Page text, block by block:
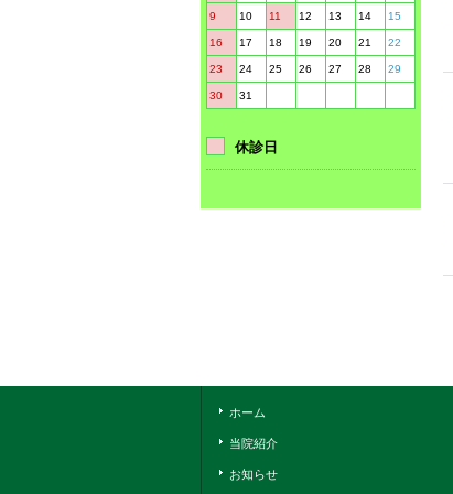
9 10 11 12 13 14 15
16 17 18 19 20 21 22
23 24 25 26 27 28 29
30 31
休診日
ホーム
当院紹介
お知らせ